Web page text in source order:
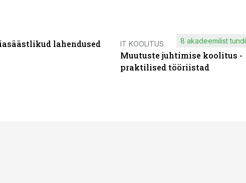
lahendused
IT KOOLITUS
Muutuste juhtimise koolitus -
praktilised tööriistad
8 akadeemilist tundi